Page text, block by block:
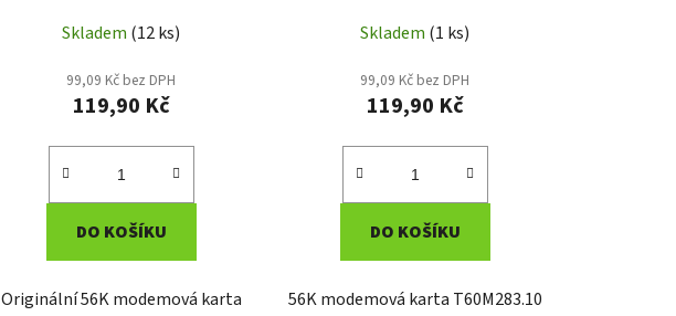
Skladem (12 ks)
99,09 Kč bez DPH
119,90 Kč
DO KOŠÍKU
Originální 56K modemová karta
M675PRR (T60M283.10)
Skladem (1 ks)
99,09 Kč bez DPH
119,90 Kč
DO KOŠÍKU
56K modemová karta T60M283.10